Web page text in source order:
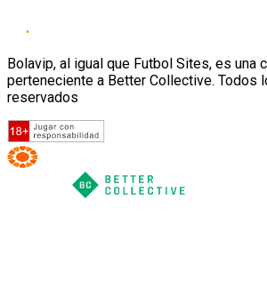
Bolavip, al igual que Futbol Sites, es una
perteneciente a Better Collective. Todos
reservados